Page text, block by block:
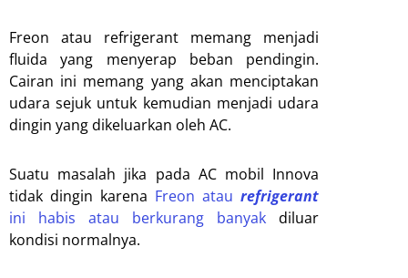
Freon atau refrigerant memang menjadi
fluida yang menyerap beban pendingin.
Cairan ini memang yang akan menciptakan
udara sejuk untuk kemudian menjadi udara
dingin yang dikeluarkan oleh AC.
Suatu masalah jika pada AC mobil Innova
tidak dingin karena Freon atau refrigerant
ini habis atau berkurang banyak diluar
kondisi normalnya.